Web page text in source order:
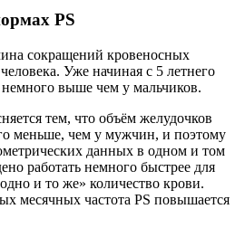
PS
сокращений кровеносных
Уже начиная с 5 летнего
выше чем у мальчиков.
тем, что объём желудочков
меньше, чем у мужчин, и поэтому
данных в одном и том
работать немного быстрее для
и то же» количество крови.
месячных частота PS повышается